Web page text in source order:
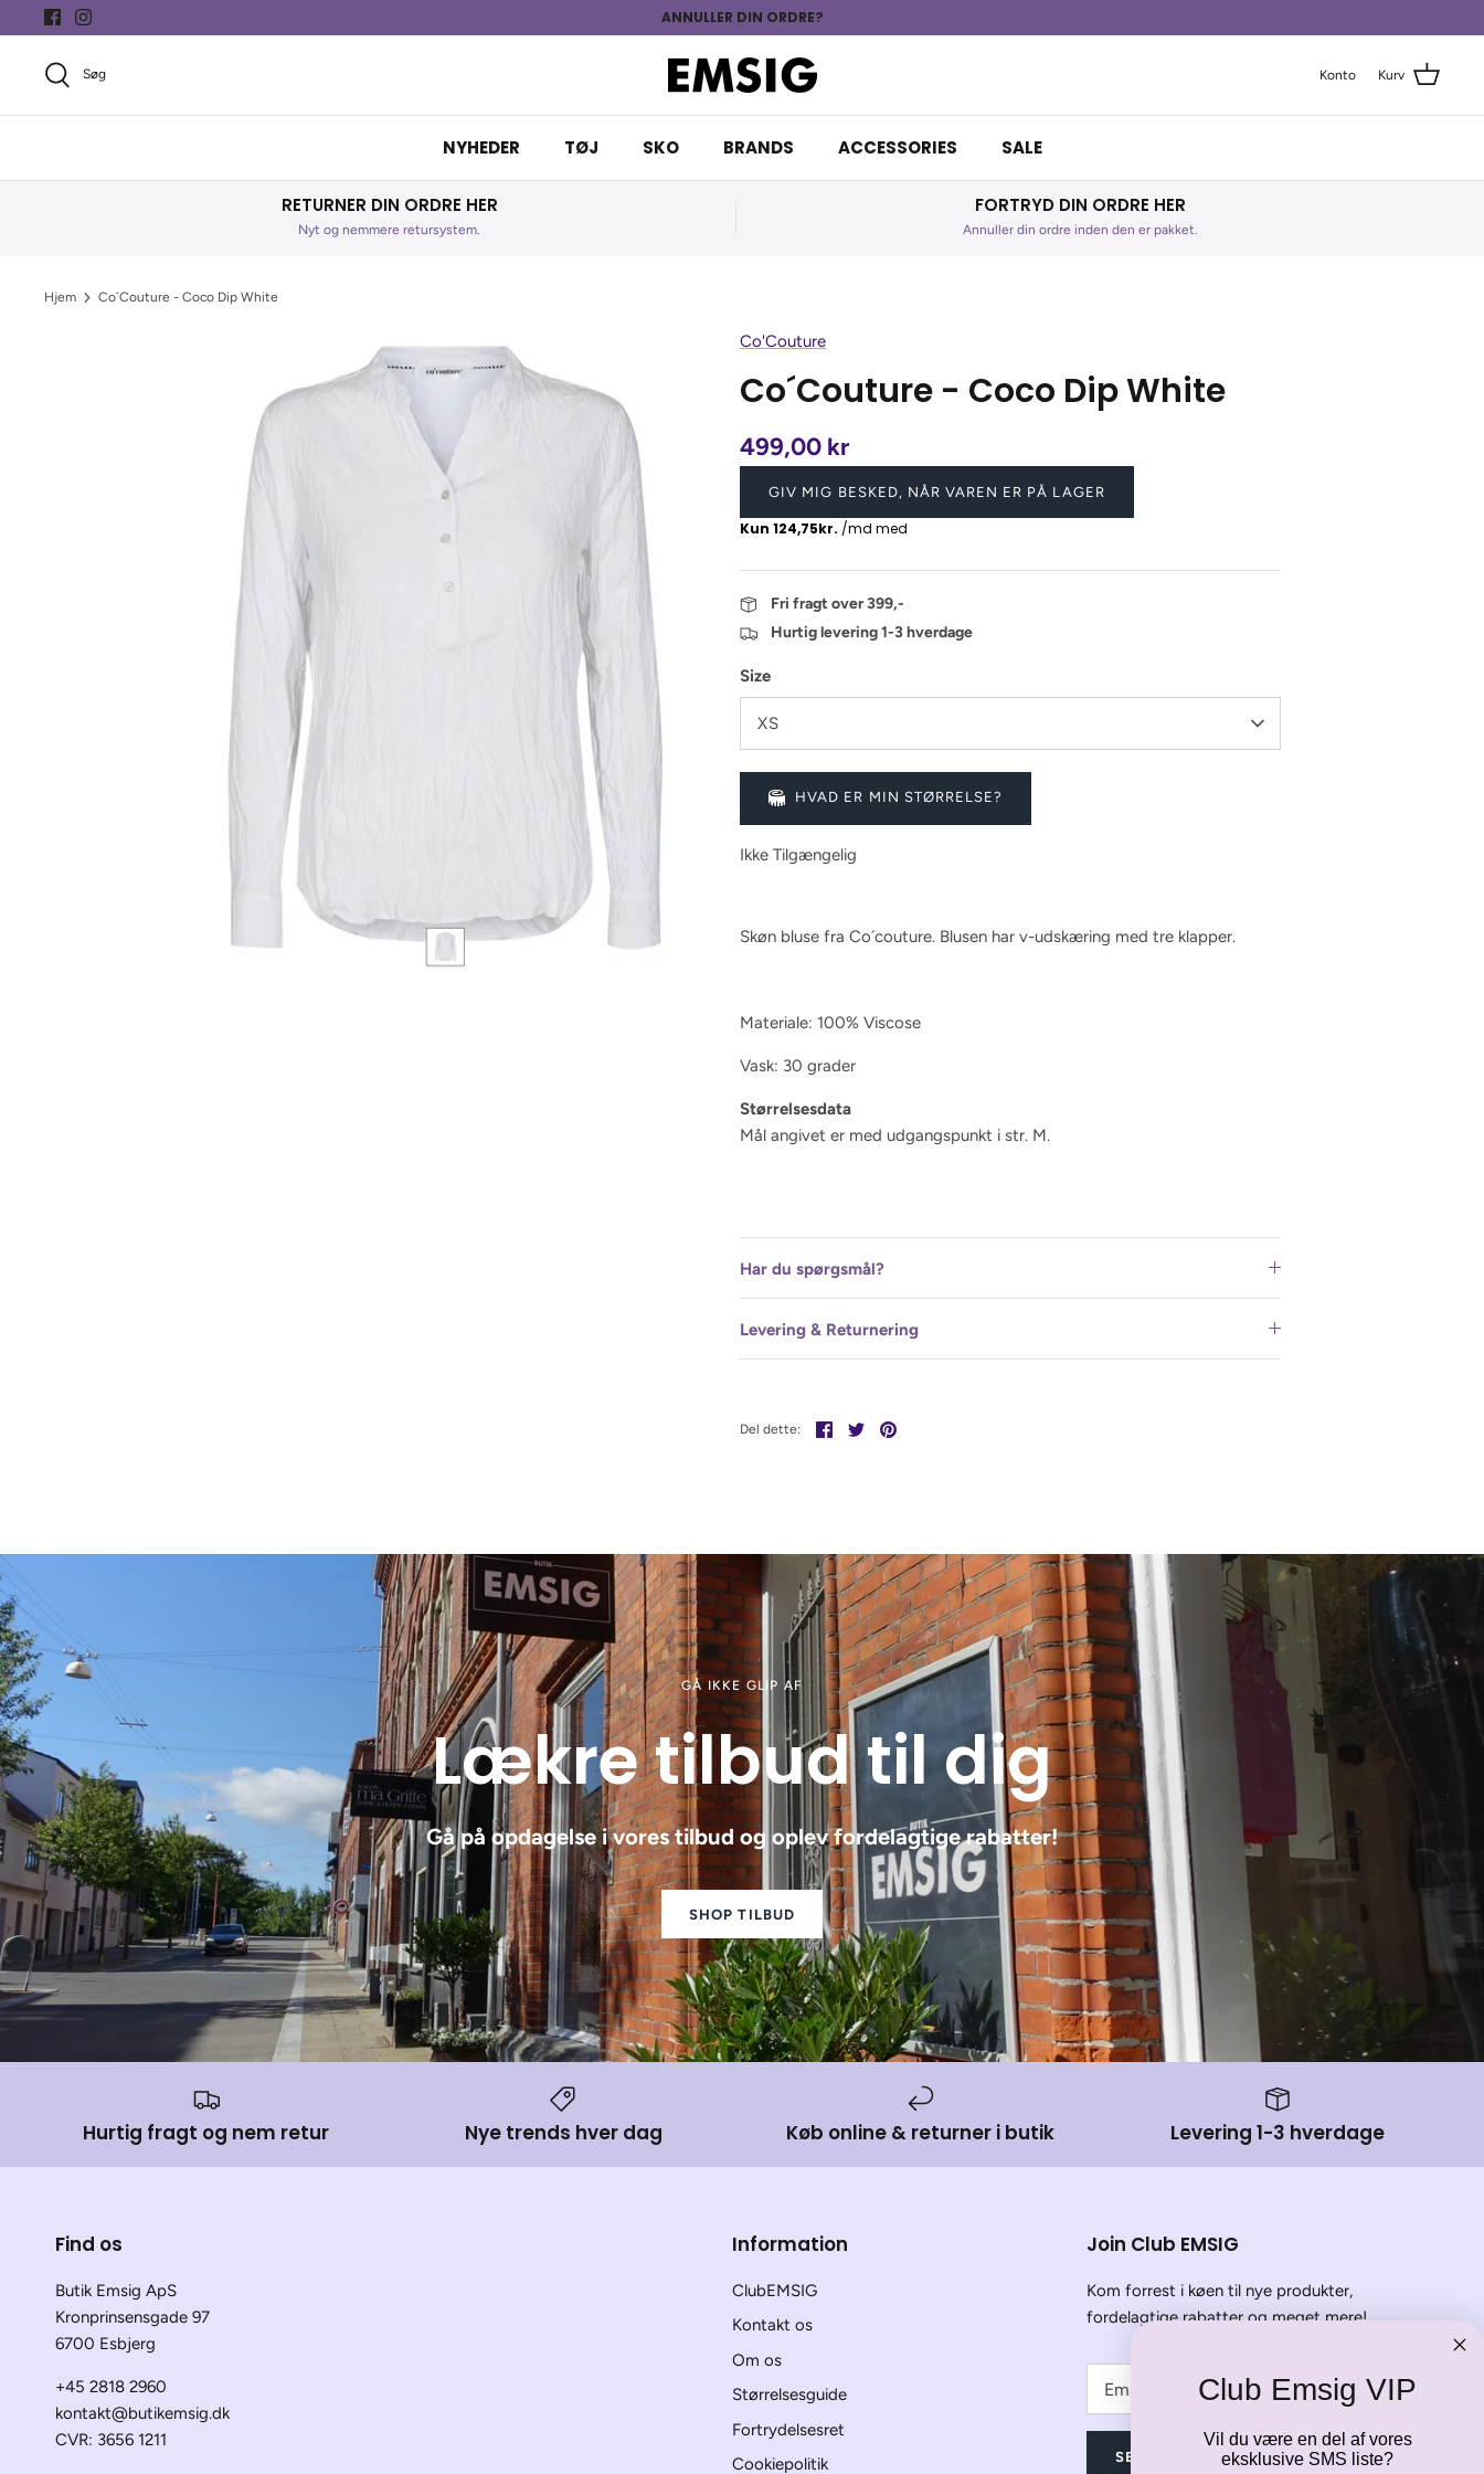
til
indhold
ANNULLER DIN ORDRE?
Søg Konto Kurv
NYHEDER TØJ SKO BRANDS ACCESSORIES SALE
RETURNER DIN ORDRE HER
Nyt og nemmere retursystem.
FORTRYD DIN ORDRE HER
Annuller din ordre inden den er pakket.
Hjem Co´Couture - Coco Dip White
Co'Couture
Co´Couture - Coco Dip White
499,00 kr
GIV MIG BESKED, NÅR VAREN ER PÅ LAGER
Fri fragt over 399,-
Hurtig levering 1-3 hverdage
Size
XS
HVAD ER MIN STØRRELSE?
Ikke Tilgængelig
Skøn bluse fra Co´couture. Blusen har v-udskæring med tre klapper.
Materiale: 100% Viscose
Vask: 30 grader
Størrelsesdata
Mål angivet er med udgangspunkt i str. M.
Har du spørgsmål?
Levering & Returnering
Del dette: Del TweetPin
GÅ IKKE GLIP AF
Lækre tilbud til dig
Gå på opdagelse i vores tilbud og oplev fordelagtige rabatter!
SHOP TILBUD
Hurtig fragt og nem retur Nye trends hver dag Køb online & returner i butik Levering 1-3 hverdage
Find os
Butik Emsig ApS
Kronprinsensgade 97
6700 Esbjerg
+45 2818 2960
kontakt@butikemsig.dk
CVR: 3656 1211
Information
ClubEMSIG
Kontakt os
Om os
Størrelsesguide
Fortrydelsesret
Cookiepolitik
Join Club EMSIG
Kom forrest i køen til nye produkter,
fordelagtige rabatter og meget mere!
SEND
Club Emsig VIP
Vil du være en del af vores
eksklusive SMS liste?